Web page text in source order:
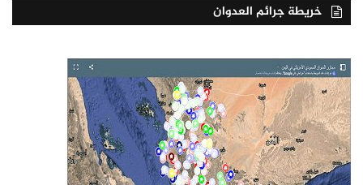
خريطة جرائم العدوان